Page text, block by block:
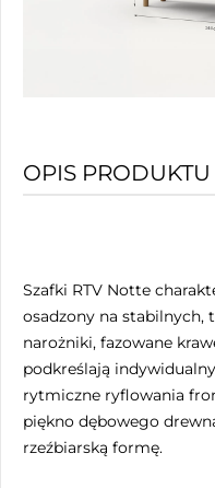
OPIS PRODUKTU
Szafki RTV Notte
osadzony na stabilnych,
narożniki, fazowane
podkreślają
rytmiczne ryflowania
piękno dębowego
rzeźbiarską formę.